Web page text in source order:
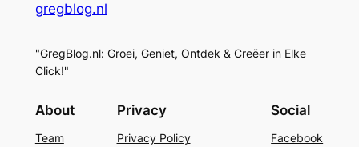
gregblog.nl
"GregBlog.nl: Groei, Geniet, Ontdek & Creëer in Elke
Click!"
About
Team
Privacy
Privacy Policy
Social
Facebook